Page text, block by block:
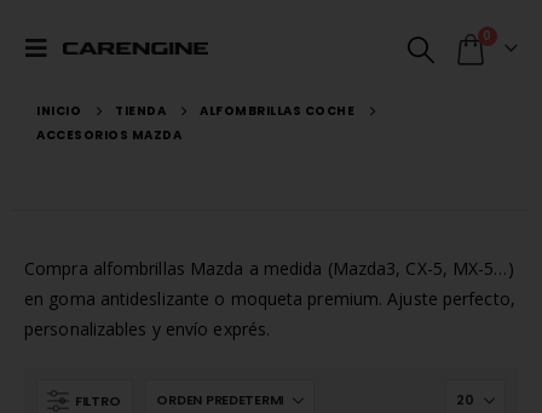
0
INICIO TIENDA
ALFOMBRILLAS COCHE
ACCESORIOS MAZDA
Compra alfombrillas Mazda a medida (Mazda3, CX-5, MX-5…)
en goma antideslizante o moqueta premium. Ajuste perfecto,
personalizables y envío exprés.
FILTRO